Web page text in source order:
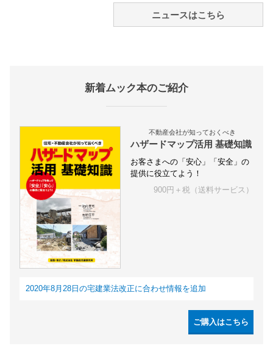
ニュースはこちら
新着ムック本のご紹介
不動産会社が知っておくべき
ハザードマップ活用 基礎知識
お客さまへの「安心」「安全」の
提供に役立てよう！
900円＋税（送料サービス）
2020年8月28日の宅建業法改正に合わせ情報を追加
ご購入はこちら